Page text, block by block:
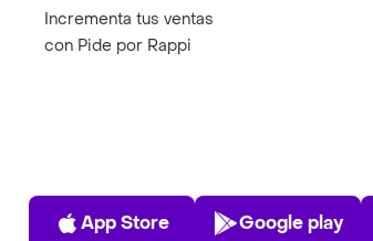
Incrementa tus ventas
con Pide por Rappi
App Store
App Store
Play Store
Google play